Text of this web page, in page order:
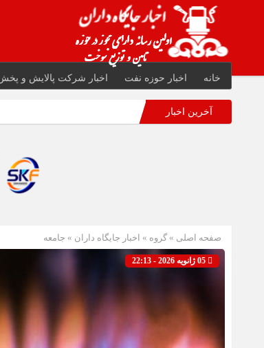
خانه اخبار حوزه نفت اخبار شرکت پالایش و
آخرین اخبار
صفحه اصلی » گروه » اخبار جایگاه داران » جامعه